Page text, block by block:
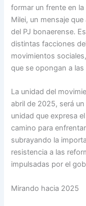
formar un frente en
Milei, un mensaje
del PJ bonaerense.
distintas facciones
movimientos
que se opongan a
La unidad del
abril de 2025, será
unidad que expresa
camino para
subrayando la
resistencia a las
impulsadas por el
Mirando hacia 2025